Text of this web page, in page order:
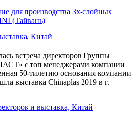
для производства 3х-слойных
(Тайвань)
Китай
встреча директоров Группы
с топ менеджерами компании
50-тилетию основания компании
выставка Сhinaplas 2019 в г.
и выставка, Китай